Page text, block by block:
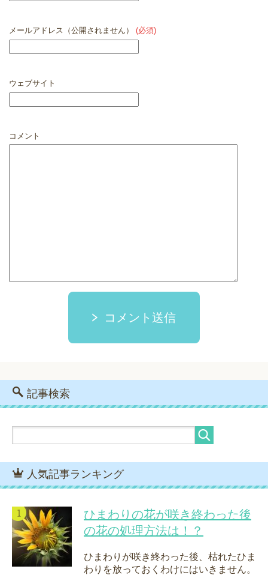
メールアドレス（公開されません） (必須)
ウェブサイト
コメント
コメント送信
記事検索
人気記事ランキング
ひまわりの花が咲き終わった後
の花の処理方法は！？
ひまわりが咲き終わった後、枯れたひま
わりを放っておくわけにはいきません。